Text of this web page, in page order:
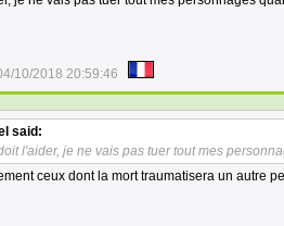
10/2018 20:59:46
said:
l'aider, je ne vais pas tuer tout mes
ceux dont la mort traumatisera un autre